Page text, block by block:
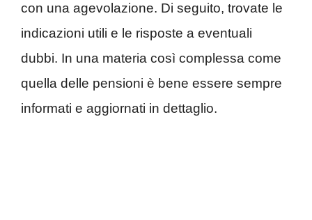
con una agevolazione. Di seguito, trovate le
indicazioni utili e le risposte a eventuali
dubbi. In una materia così complessa come
quella delle pensioni è bene essere sempre
informati e aggiornati in dettaglio.